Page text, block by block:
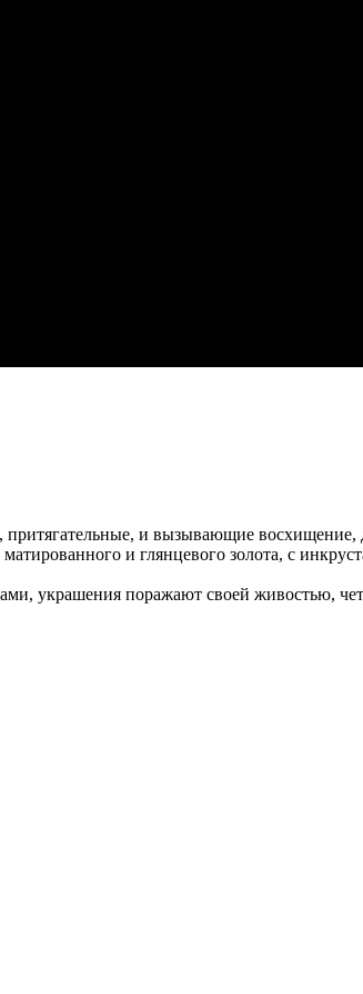
и вызывающие восхищение,
и глянцевого золота, с
украшения поражают своей живостью,